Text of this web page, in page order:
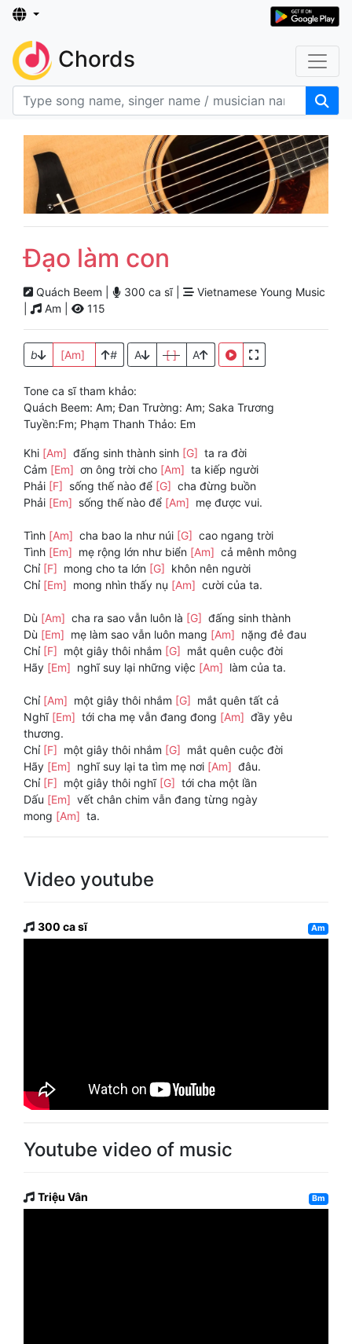
Chords
Đạo làm con
Quách Beem | 300 ca sĩ |
Vietnamese Young Music
Am | 115
b [Am] # A [ ] A
Tone ca sĩ tham khảo:
Quách Beem: Am; Đan Trường: Am; Saka Trương
Tuyền:Fm; Phạm Thanh Thảo: Em
Khi [Am] đấng sinh thành sinh [G] ta ra đời
Cảm [Em] ơn ông trời cho [Am] ta kiếp người
Phải [F] sống thế nào để [G] cha đừng buồn
Phải [Em] sống thế nào để [Am] mẹ được vui.
Tình [Am] cha bao la như núi [G] cao ngang trời
Tình [Em] mẹ rộng lớn như biển [Am] cả mênh mông
Chỉ [F] mong cho ta lớn [G] khôn nên người
Chỉ [Em] mong nhìn thấy nụ [Am] cười của ta.
Dù [Am] cha ra sao vẫn luôn là [G] đấng sinh thành
Dù [Em] mẹ làm sao vẫn luôn mang [Am] nặng đẻ đau
Chỉ [F] một giây thôi nhắm [G] mắt quên cuộc đời
Hãy [Em] nghĩ suy lại những việc [Am] làm của ta.
Chỉ [Am] một giây thôi nhắm [G] mắt quên tất cả
Nghĩ [Em] tới cha mẹ vẫn đang đong [Am] đầy yêu
thương.
Chỉ [F] một giây thôi nhắm [G] mắt quên cuộc đời
Hãy [Em] nghĩ suy lại ta tìm mẹ nơi [Am] đâu.
Chỉ [F] một giây thôi nghĩ [G] tới cha một lần
Dấu [Em] vết chân chim vẫn đang từng ngày
mong [Am] ta.
Video youtube
300 ca sĩ Am
Youtube video of music
Triệu Vân Bm